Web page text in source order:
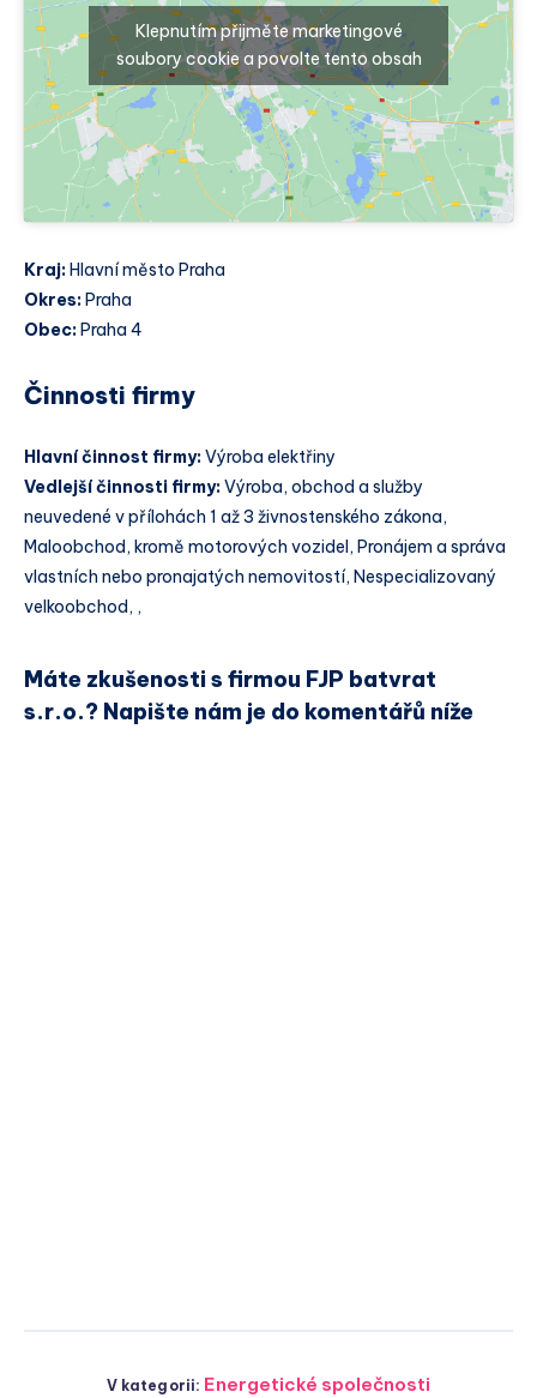
Klepnutím přijměte marketingové
soubory cookie a povolte tento obsah
Kraj: Hlavní město Praha
Okres: Praha
Obec: Praha 4
Činnosti firmy
Hlavní činnost firmy:Výroba elektřiny
Vedlejší činnosti firmy:Výroba, obchod a služby
neuvedené v přílohách 1 až 3 živnostenského zákona,
Maloobchod, kromě motorových vozidel, Pronájem a správa
vlastních nebo pronajatých nemovitostí, Nespecializovaný
velkoobchod, ,
Máte zkušenosti s firmou FJP batvrat
s.r.o.? Napište nám je do komentářů níže
V kategorii: Energetické společnosti